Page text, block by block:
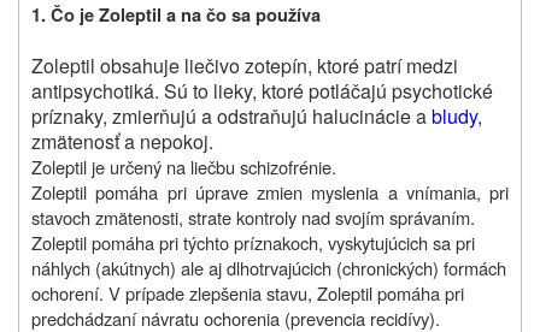
1. Čo je Zoleptil a na čo sa používa
Zoleptil obsahuje liečivo zotepín, ktoré patrí medzi
antipsychotiká. Sú to lieky, ktoré potláčajú psychotické
príznaky, zmierňujú a odstraňujú halucinácie abludy,
zmätenosť a nepokoj.
Zoleptil je určený na liečbu schizofrénie.
Zoleptil pomáha pri úprave zmien myslenia a vnímania, pri
stavoch zmätenosti, strate kontroly nad svojím správaním.
Zoleptil pomáha pri týchto príznakoch, vyskytujúcich sa pri
náhlych (akútnych) ale aj dlhotrvajúcich (chronických) formách
ochorení. V prípade zlepšenia stavu, Zoleptil pomáha pri
predchádzaní návratu ochorenia (prevencia recidívy).